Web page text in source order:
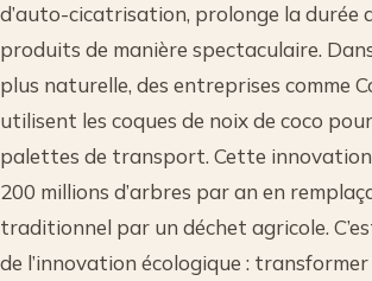
d’auto-cicatrisation, prolonge la durée
produits de manière spectaculaire.
plus naturelle, des entreprises comme
utilisent les coques de noix de coco
palettes de transport. Cette innovation
200 millions d’arbres par an en
traditionnel par un déchet agricole.
de l’innovation écologique :